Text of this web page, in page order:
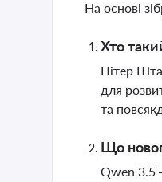
На основі
Хто
Пітер
для
та
Що
Qwen 3.5